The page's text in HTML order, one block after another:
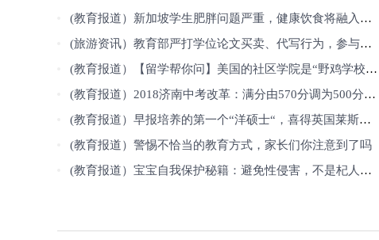
(教育报道）新加坡学生肥胖问题严重，健康饮食将融入课程
(旅游资讯）教育部严打学位论文买卖、代写行为，参与学生开除学籍、注销学
(教育报道）【留学帮你问】美国的社区学院是“野鸡学校”？正规院校且学费
(教育报道）2018济南中考改革：满分由570分调为500分，语数英提高至150分
(教育报道）早报培养的第一个“洋硕士“，喜得英国莱斯特大学硕士
(教育报道）警惕不恰当的教育方式，家长们你注意到了吗
(教育报道）宝宝自我保护秘籍：避免性侵害，不是杞人忧天